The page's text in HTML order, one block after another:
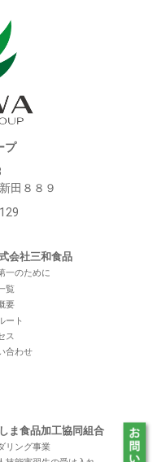
プ
田８８９
会社三和食品
一のために
覧
要
ート
ス
合わせ
ま食品加工協同組合
リング事業